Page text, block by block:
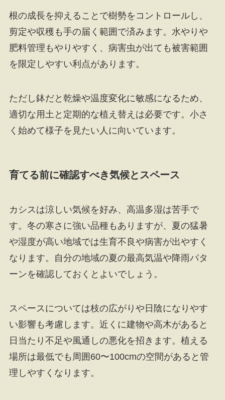
根の成長を抑えることで樹勢をコントロールし、
剪定や収穫も手の届く範囲で済みます。水やりや
肥料管理もやりやすく、病害虫が出ても被害範囲
を限定しやすい利点があります。
ただし鉢だと乾燥や温度変化に敏感になるため、
適切な用土と定期的な植え替えは必要です。小さ
く始めて様子を見たい人に向いています。
育てる前に確認すべき気候とスペース
カシスは涼しい気候を好み、高温多湿は苦手で
す。冬の寒さに強い品種もありますが、夏の猛暑
や湿度が高い地域では生育不良や病害が出やすく
なります。自分の地域の夏の最高気温や降雨パタ
ーンを確認しておくとよいでしょう。
スペースについては枝の広がりや日陰になりやす
い影響も考慮します。近くに建物や高木があると
日当たり不足や風通しの悪化を招きます。植える
場所は最低でも周囲60〜100cmの空間があると管
理しやすくなります。